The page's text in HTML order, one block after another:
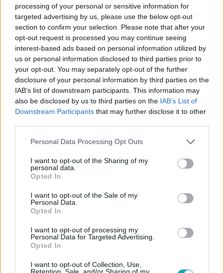
processing of your personal or sensitive information for
targeted advertising by us, please use the below opt-out
section to confirm your selection. Please note that after your
opt-out request is processed you may continue seeing
interest-based ads based on personal information utilized by
us or personal information disclosed to third parties prior to
your opt-out. You may separately opt-out of the further
disclosure of your personal information by third parties on the
IAB’s list of downstream participants. This information may
also be disclosed by us to third parties on the IAB’s List of
Downstream Participants that may further disclose it to other
Please note that this website/app uses one or more Google
not limited to your visit or usage behaviour. You may click to
grant or deny consent to Google and its third-party tags to
use your data for below specified purposes in below Google
consent section.
Personal Data Processing Opt Outs
I want to opt-out of the Sharing of my
personal data.
Opted In
I want to opt-out of the Sale of my
Personal Data.
Opted In
I want to opt-out of processing my
Personal Data for Targeted Advertising.
Opted In
I want to opt-out of Collection, Use,
Retention, Sale, and/or Sharing of my
Kövess minket, és értesülj a friss hírekről a
Facebookon is!
Követem
HÍRADÓ #VIDEÓ #ADÁSRÉSZLETEK SPORT
EGÉSZSÉGÜGY
TÁMOGATÁS